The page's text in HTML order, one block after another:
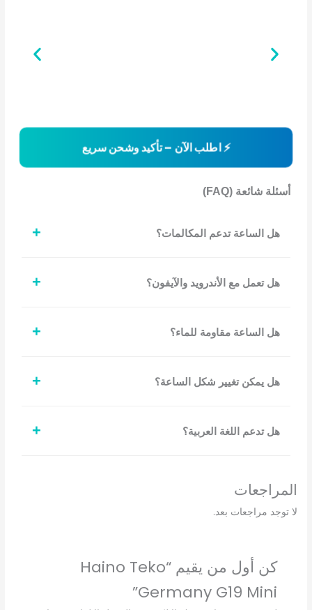
⚡ اطلب الآن – تأكيد وشحن سريع
أسئلة شائعة (FAQ)
هل الساعة تدعم المكالمات؟ +
هل تعمل مع الأندرويد والآيفون؟ +
هل الساعة مقاومة للماء؟ +
هل يمكن تغيير شكل الساعة؟ +
هل تدعم اللغة العربية؟ +
المراجعات
لا توجد مراجعات بعد.
كن أول من يقيم “Haino Teko
Germany G19 Mini”